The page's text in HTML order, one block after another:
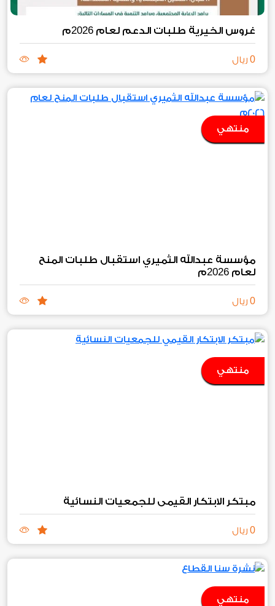
غروس الخيرية طلبات الدعم لعام 2026م
0 ريال
منتهي
مؤسسة عبدالله الثميري استقبال طلبات المنح
لعام 2026م
0 ريال
منتهي
مبتكر الابتكار القيمي للجمعيات النسائية
0 ريال
منتهي